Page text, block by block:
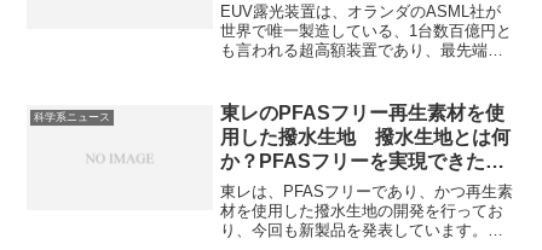
EUV露光装置は、オランダのASML社が
世界で唯一製造している、1台数百億円と
も言われる超高額装置であり、最先端
須なのか、日本に導入し始められている
のかを知ることができます。
科学系ニュース
東レのPFASフリー再生素材を使
用した撥水生地 撥水生地とは何
か？PFASフリーを実現できた理
由は何か？
東レは、PFASフリーであり、かつ再生素
材を使用した撥水生地の開発を行ってお
り、今回も新製品を発表しています。撥